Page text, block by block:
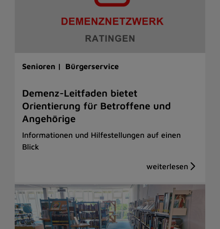
Senioren | Bürgerservice
Demenz-Leitfaden bietet
Orientierung für Betroffene und
Angehörige
Informationen und Hilfestellungen auf einen
Blick